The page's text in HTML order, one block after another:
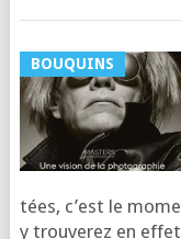
BOUQUINS
tées, c’est le
y trou­ve­rez en